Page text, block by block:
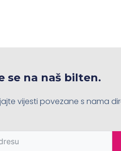
se na naš bilten.
vijesti povezane s nama